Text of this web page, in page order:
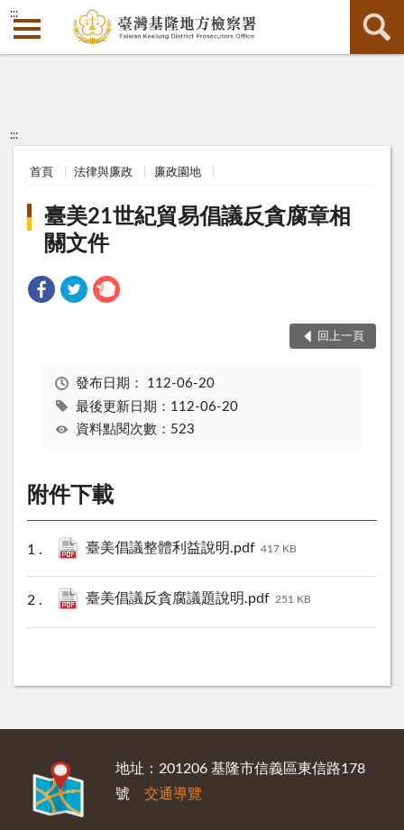
:::
:::
首頁 法律與廉政 廉政園地
臺美21世紀貿易倡議反貪腐章相
關文件
回上一頁
發布日期： 112-06-20
最後更新日期：112-06-20
資料點閱次數：523
附件下載
臺美倡議整體利益說明.pdf 417 KB
臺美倡議反貪腐議題說明.pdf 251 KB
地址：201206 基隆市信義區東信路178
號 交通導覽